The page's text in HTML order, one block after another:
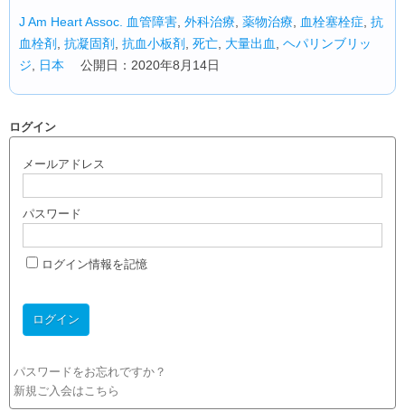
J Am Heart Assoc. 血管障害 外科治療 薬物治療 血栓塞栓症 抗
血栓剤
抗凝固剤 抗血小板剤 死亡 大量出血
ヘパリンブリッ
ジ
日本 公開日：2020年8月14日
ログイン
メールアドレス
パスワード
ログイン情報を記憶
パスワードをお忘れですか？
新規ご入会はこちら